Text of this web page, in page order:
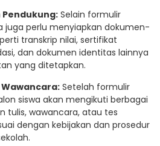
Pendukung: Selain formulir
juga perlu menyiapkan dokumen-
transkrip nilai, sertifikat
dan dokumen identitas lainnya
yang ditetapkan.
Setelah formulir
siswa akan mengikuti berbagai
tulis, wawancara, atau tes
dengan kebijakan dan prosedur